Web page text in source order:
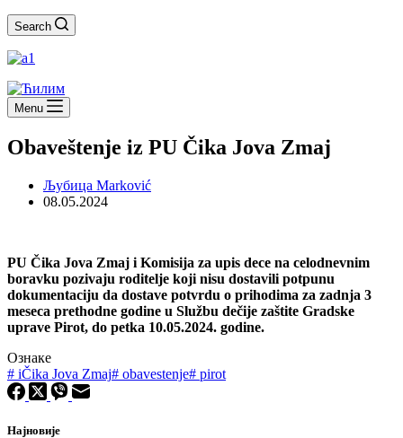
Search
Menu
Obaveštenje iz PU Čika Jova Zmaj
Љубица Marković
08.05.2024
PU Čika Jova Zmaj i Komisija za upis dece na celodnevnim
boravku pozivaju roditelje koji nisu dostavili potpunu
dokumentaciju da dostave potvrdu o prihodima za zadnja 3
meseca prethodne godine u Službu dečije zaštite Gradske
uprave Pirot, do petka 10.05.2024. godine.
Ознаке
# iČika Jova Zmaj# obavestenje# pirot
Најновије